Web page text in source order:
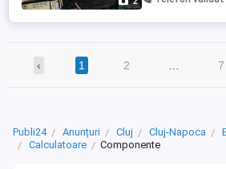
‹ 1 2 7
Publi24 Anunțuri Cluj Cluj-Napoca
Calculatoare
Componente